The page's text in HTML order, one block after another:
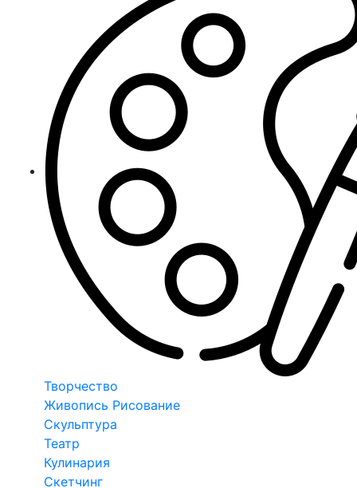
Творчество
Живопись Рисование
Скульптура
Театр
Кулинария
Скетчинг